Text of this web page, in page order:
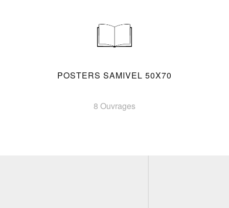
POSTERS SAMIVEL 50X70
8 Ouvrages